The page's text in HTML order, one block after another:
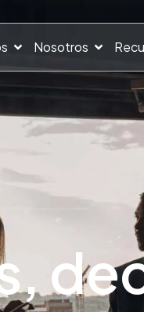
Nosotros